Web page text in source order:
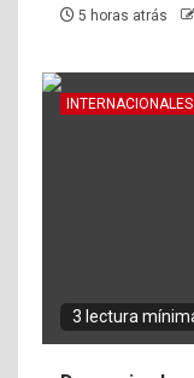
5 horas atrás
INTERNACIONALES
3 lectura